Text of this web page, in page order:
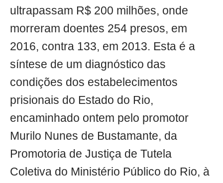
ultrapassam R$ 200 milhões, onde
morreram doentes 254 presos, em
2016, contra 133, em 2013. Esta é a
síntese de um diagnóstico das
condições dos estabelecimentos
prisionais do Estado do Rio,
encaminhado ontem pelo promotor
Murilo Nunes de Bustamante, da
Promotoria de Justiça de Tutela
Coletiva do Ministério Público do Rio, à